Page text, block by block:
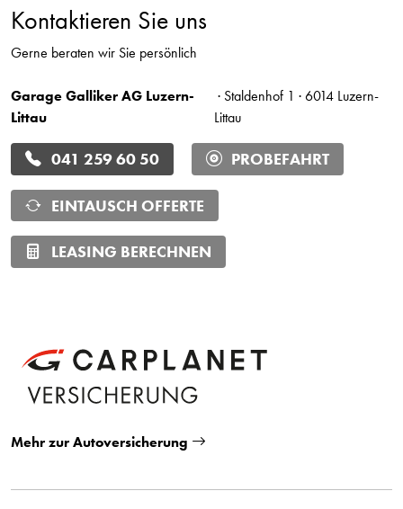
Kontaktieren Sie uns
Gerne beraten wir Sie persönlich
Garage Galliker AG Luzern-
Littau
· Staldenhof 1 · 6014 Luzern-
Littau
041 259 60 50 PROBEFAHRT
EINTAUSCH OFFERTE
LEASING BERECHNEN
Mehr zur Autoversicherung